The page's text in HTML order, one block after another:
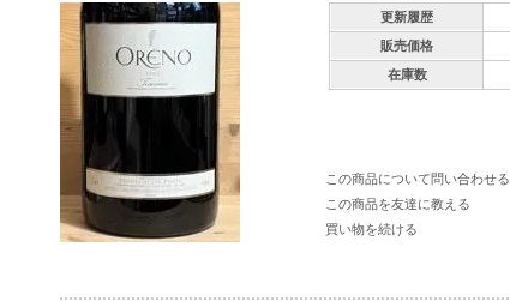
更新履歴
販売価格
在庫数
この商品について問い合わせる
この商品を友達に教える
買い物を続ける